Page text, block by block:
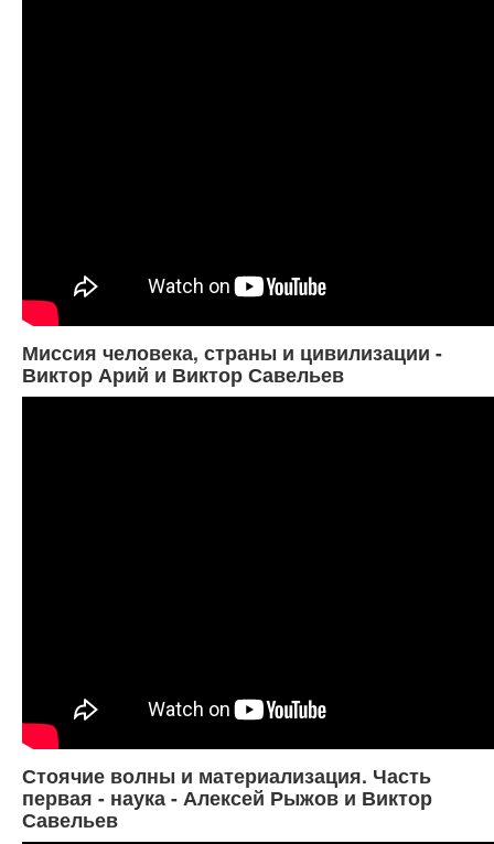
Миссия человека, страны и цивилизации -
Виктор Арий и Виктор Савельев
Стоячие волны и материализация. Часть
первая - наука - Алексей Рыжов и Виктор
Савельев